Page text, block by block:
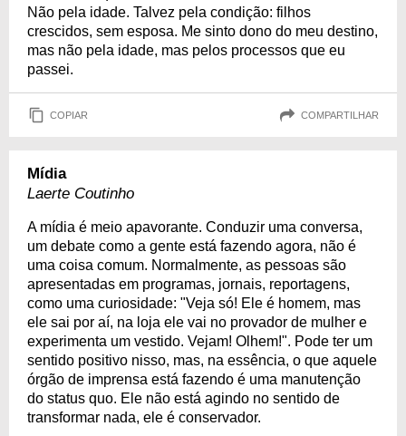
Não pela idade. Talvez pela condição: filhos
crescidos, sem esposa. Me sinto dono do meu destino,
mas não pela idade, mas pelos processos que eu
passei.
COPIAR COMPARTILHAR
Mídia
Laerte Coutinho
A mídia é meio apavorante. Conduzir uma conversa,
um debate como a gente está fazendo agora, não é
uma coisa comum. Normalmente, as pessoas são
apresentadas em programas, jornais, reportagens,
como uma curiosidade: "Veja só! Ele é homem, mas
ele sai por aí, na loja ele vai no provador de mulher e
experimenta um vestido. Vejam! Olhem!". Pode ter um
sentido positivo nisso, mas, na essência, o que aquele
órgão de imprensa está fazendo é uma manutenção
do status quo. Ele não está agindo no sentido de
transformar nada, ele é conservador.